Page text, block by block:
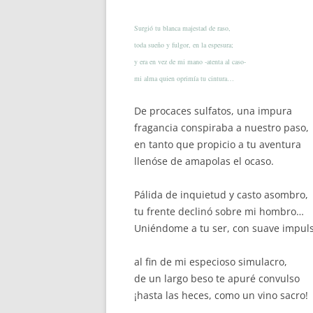
Surgió tu blanca majestad de raso,
toda sueño y fulgor, en la espesura;
y era en vez de mi mano -atenta al caso-
mi alma quien oprimía tu cintura…
De procaces sulfatos, una impura
fragancia conspiraba a nuestro paso,
en tanto que propicio a tu aventura
llenóse de amapolas el ocaso.
Pálida de inquietud y casto asombro,
tu frente declinó sobre mi hombro…
Uniéndome a tu ser, con suave
al fin de mi especioso simulacro,
de un largo beso te apuré convulso
¡hasta las heces, como un vino sacro!